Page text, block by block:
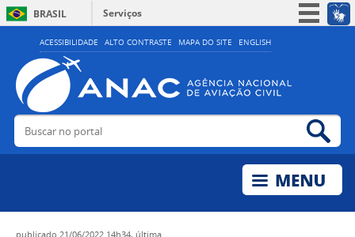
ACESSIBILIDADE ALTO CONTRASTE MAPA DO SITE ENGLISH
BRASIL
Serviços
Simplifique!
Acesso à informação
Legislação
Buscar no portal
publicado 21/06/2022 14h34, última